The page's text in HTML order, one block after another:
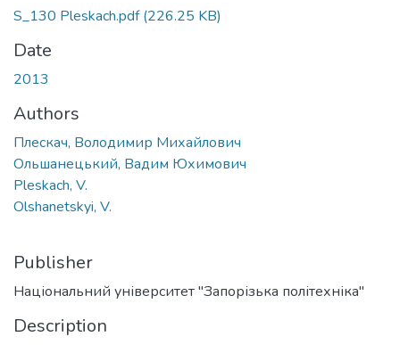
S_130 Pleskach.pdf(226.25 KB)
Date
2013
Authors
Плескач, Володимир Михайлович
Ольшанецький, Вадим Юхимович
Pleskach, V.
Olshanetskyi, V.
Publisher
Національний університет "Запорізька політехніка"
Description